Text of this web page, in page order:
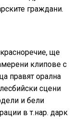
граждани.
ще
клипове с
правят орална
сцени
и бели
в т.нар. дарк